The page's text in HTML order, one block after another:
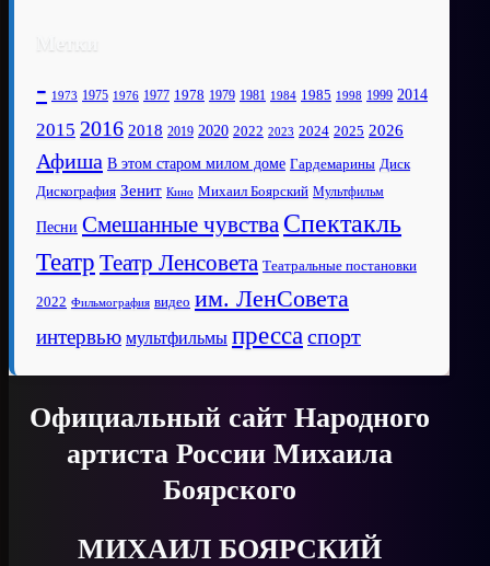
Метки
- 1973 1975 1976 1977 1978 1979 1981 1984 1985 1998 1999 2014
2015 2016 2018 2019 2020 2022 2023 2024 2025 2026
Афиша В этом старом милом доме Гардемарины Диск
Дискография Зенит Кино Михаил Боярский Мультфильм
Песни Смешанные чувства Спектакль
Театр Театр Ленсовета Театральные постановки
2022 Фильмография видео им. ЛенСовета
интервью мультфильмы прессаспорт
Официальный сайт Народного
артиста России Михаила
Боярского
МИХАИЛ БОЯРСКИЙ